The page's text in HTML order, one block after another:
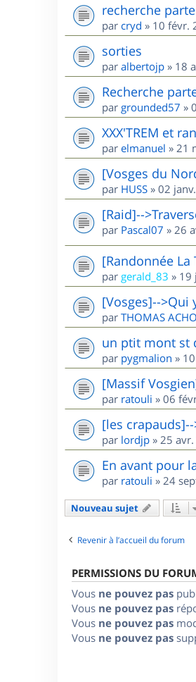
recherche
par cryd » 10 févr.
sorties
par albertojp » 18
Recherche
par grounded57 »
XXX'TREM et
par elmanuel » 21
[Vosges du
par HUSS » 02
[Raid]--
par Pascal07 » 26
[Randonnée
par gerald_83 » 19
[Vosges]-->Qui
par THOMAS
un ptit mont st
par pygmalion »
[Massif
par ratouli » 06
[les
par lordjp » 25
En avant pour
par ratouli » 24
Nouveau sujet
Revenir à l’accueil du forum
PERMISSIONS DU
Vous ne pouvez pas
Vous ne pouvez pas
Vous ne pouvez pas
Vous ne pouvez pas